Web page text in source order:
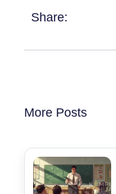
Share:
More Posts